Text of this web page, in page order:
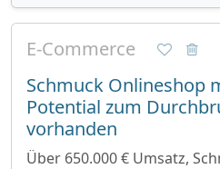
E-Commerce
Schmuck Onlineshop
Potential zum
vorhanden
Über 650.000 € Umsatz,